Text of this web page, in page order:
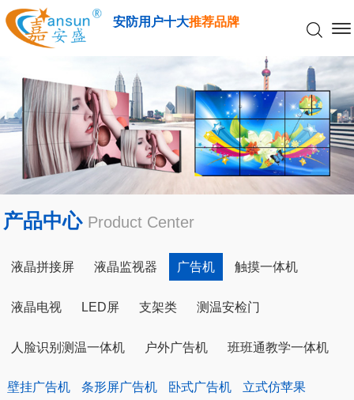
安防用户十大推荐品牌
产品中心 Product Center
液晶拼接屏 液晶监视器 广告机 触摸一体机
液晶电视 LED屏 支架类 测温安检门
人脸识别测温一体机 户外广告机 班班通教学一体机
壁挂广告机 条形屏广告机 卧式广告机
立式仿苹果